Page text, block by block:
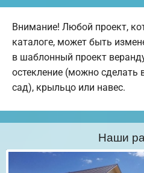
Внимание! Любой проект,
каталоге, может быть
в шаблонный проект
остекление (можно сделать
сад), крыльцо или навес.
Наши